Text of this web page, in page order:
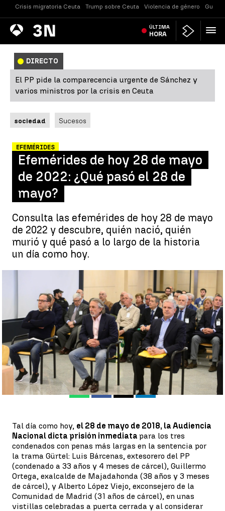
Crisis migratoria Ceuta Trump sobre Ceuta Violencia de género
Antena
3 Noticias ÚLTIMA
HORA
DIRECTO
El PP pide la comparecencia urgente de Sánchez y
varios ministros por la crisis en Ceuta
sociedad Sucesos
EFEMÉRIDES
Efemérides de hoy 28 de mayo
de 2022: ¿Qué pasó el 28 de
mayo?
Consulta las efemérides de hoy 28 de mayo
de 2022 y descubre, quién nació, quién
murió y qué pasó a lo largo de la historia
un día como hoy.
Efemérides de hoy 28 de mayo de 2022: ¿Qué pasó el 28 de mayo?
Documentación Atresmedia
Documentación Atresmedia |Cristina Segura
Publicado: 28 de mayo de 2022, 06:07
WhatsappFacebook
X Linkedin
Tal día como hoy, el 28 de mayo de 2018, la Audiencia
Nacional dicta prisión inmediata para los tres
condenados con penas más largas en la sentencia por
la trama Gürtel: Luis Bárcenas, extesorero del PP
(condenado a 33 años y 4 meses de cárcel), Guillermo
Ortega, exalcalde de Majadahonda (38 años y 3 meses
de cárcel), y Alberto López Viejo, exconsejero de la
Comunidad de Madrid (31 años de cárcel), en unas
vistillas celebradas a puerta cerrada y al considerar